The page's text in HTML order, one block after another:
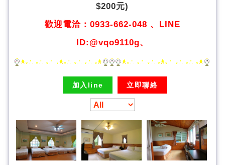
$200元)
歡迎電洽：0933-662-048 、LINE
ID:@vqo9110g、
加入line 立即聯絡